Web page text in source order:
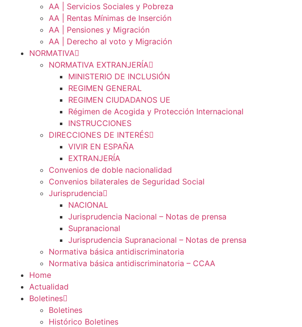
AA | Servicios Sociales y Pobreza
AA | Rentas Mínimas de Inserción
AA | Pensiones y Migración
AA | Derecho al voto y Migración
NORMATIVA
NORMATIVA EXTRANJERÍA
MINISTERIO DE INCLUSIÓN
REGIMEN GENERAL
REGIMEN CIUDADANOS UE
Régimen de Acogida y Protección Internacional
INSTRUCCIONES
DIRECCIONES DE INTERÉS
VIVIR EN ESPAÑA
EXTRANJERÍA
Convenios de doble nacionalidad
Convenios bilaterales de Seguridad Social
Jurisprudencia
NACIONAL
Jurisprudencia Nacional – Notas de prensa
Supranacional
Jurisprudencia Supranacional – Notas de prensa
Normativa básica antidiscriminatoria
Normativa básica antidiscriminatoria – CCAA
Home
Actualidad
Boletines
Boletines
Histórico Boletines